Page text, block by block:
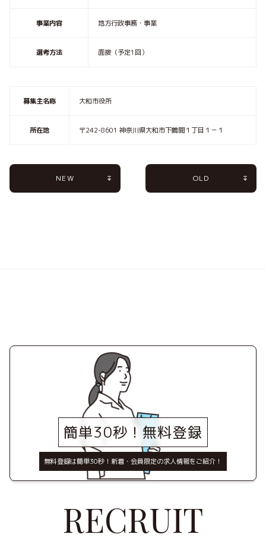
事業内容 地方行政事務・事業
選考方法 面接（予定1回）
募集主名称 大和市役所
所在地 〒242-8601 神奈川県大和市下鶴間１丁目１－１
NEW OLD
簡単30秒！無料登録
無料登録は簡単30秒！新着・会員限定の求人情報をご紹介！
RECRUIT